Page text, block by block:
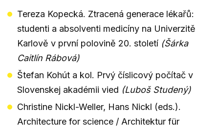
Tereza Kopecká. Ztracená generace lékařů:
studenti a absolventi medicíny na Univerzitě
Karlově v první polovině 20. století (Šárka
Caitlín Rábová)
Štefan Kohút a kol. Prvý číslicový počítač v
Slovenskej akadémii vied (Luboš Studený)
Christine Nickl-Weller, Hans Nickl (eds.).
Architecture for science / Architektur für